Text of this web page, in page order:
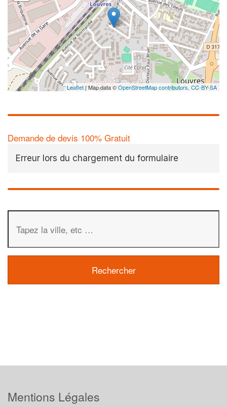
Leaflet | Map data ©OpenStreetMap contributors, CC-BY-SA
Demande de devis 100% Gratuit
Erreur lors du chargement du formulaire
Mentions Légales